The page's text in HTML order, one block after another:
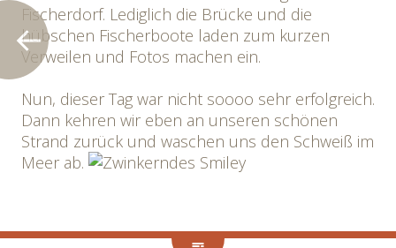
Fischerdorf. Lediglich die Brücke und die
hübschen Fischerboote laden zum kurzen
Verweilen und Fotos machen ein.
Nun, dieser Tag war nicht soooo sehr erfolgreich.
Dann kehren wir eben an unseren schönen
Strand zurück und waschen uns den Schweiß im
Meer ab.